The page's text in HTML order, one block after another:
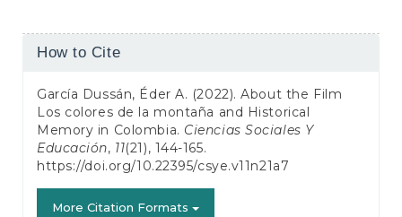
Article
How to Cite
García Dussán, Éder A. (2022). About the Film
Los colores de la montaña and Historical
Memory in Colombia. Ciencias Sociales Y
Educación, 11(21), 144-165.
https://doi.org/10.22395/csye.v11n21a7
More Citation Formats